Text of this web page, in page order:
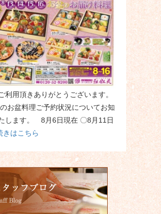
利用頂きありがとうございます。
お盆料理ご予約状況についてお知
します。 8月6日現在 〇8月11日
はこちら